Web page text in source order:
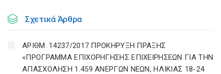
Σχετικά Άρθρα
ΑΡΙΘΜ. 14237/2017 ΠΡΟΚΗΡΥΞΗ ΠΡΑΞΗΣ
«ΠΡΟΓΡΑΜΜΑ ΕΠΙΧΟΡΗΓΗΣΗΣ ΕΠΙΧΕΙΡΗΣΕΩΝ ΓΙΑ ΤΗΝ
ΑΠΑΣΧΟΛΗΣΗ 1.459 ΑΝΕΡΓΩΝ ΝΕΩΝ, ΗΛΙΚΙΑΣ 18-24